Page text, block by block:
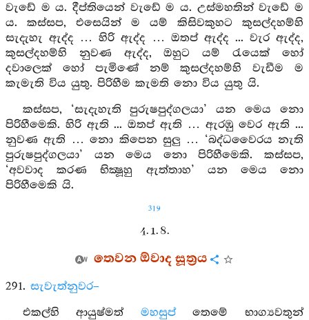
වැඩේ ම ය. දීප්තියෙන් වැඩේ ම ය. උස්මහතින් වැඩේ ම
ය. කස්සප, එසෙයින් ම යම් කිසිවකුහට කුසල්දහම්හි
සැදැහැ ඇද්ද … හිරි ඇද්ද … ඔතප් ඇද්ද ... වැර ඇද්ද,
කුසල්දහම්හි නුවණ ඇද්ද, ඔහුට යම් රැයෙක් හෝ
දවාලෙක් හෝ පැමිණේ නම් කුසල්දහම්හි වැඩීම ම
කැමැති විය යුතු. පිරිහීම කැමති නො විය යුතු යි.
කස්සප, ‘සැදැහැති පුරුෂපුද්ගලයා’ යන මෙය නො
පිරිහීමෙකි. හිරි ඇති ... ඔතප් ඇති … ඇරඹු වෙර ඇති ...
නුවණ ඇති … නො කිපෙන සුලු … ‘බද්ධවෛරය නැති
පුරුෂපුද්ගලයා’ යන මෙය නො පිරිහීමෙකි. කස්සප,
‘අවවාද කරණ භික්‍ෂූහු ඇත්තාහ’ යන මෙය නො
පිරිහීමෙකි යි.
319
4. 1. 8.
තෙවන ඕවාද සූත්‍රය
291. සැවැත්නුවර–
එකල්හි ආයුෂ්මත් මහසුප්තෙමේ භාග්‍යවතුන්